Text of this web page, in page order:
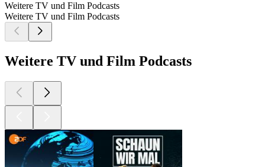
Weitere TV und Film Podcasts
Weitere TV und Film Podcasts
Weitere TV und Film Podcasts